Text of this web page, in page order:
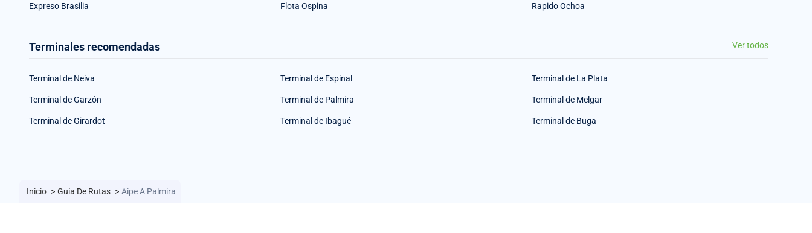
Expreso Brasilia Flota Ospina Rapido Ochoa
Terminales recomendadas Ver todos
Terminal de Neiva Terminal de Espinal Terminal de La Plata
Terminal de Garzón Terminal de Palmira Terminal de Melgar
Terminal de Girardot Terminal de Ibagué Terminal de Buga
Inicio > Guía De Rutas > Aipe A Palmira